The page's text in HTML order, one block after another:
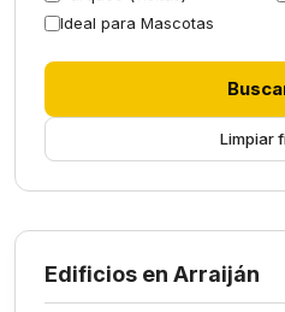
Ideal para Mascotas
Limpiar
Edificios en Arraiján